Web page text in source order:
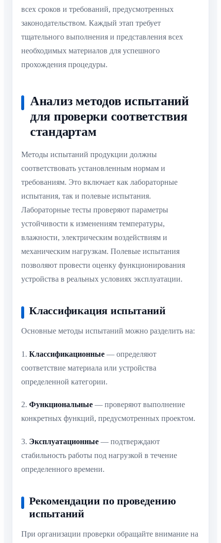
всех сроков и требований, предусмотренных
законодательством. Каждый этап требует
тщательного выполнения и представления всех
необходимых материалов для успешного
прохождения процедуры.
Анализ методов испытаний
для проверки соответствия
стандартам
Методы испытаний продукции должны
соответствовать установленным нормам и
требованиям. Это включает как лабораторные
испытания, так и полевые испытания.
Лабораторные тесты проверяют параметры
устойчивости к изменениям температуры,
влажности, электрическим воздействиям и
механическим нагрузкам. Полевые испытания
позволяют провести оценку функционирования
устройства в реальных условиях эксплуатации.
Классификация испытаний
Основные методы испытаний можно разделить на:
1. Классификационные — определяют
соответствие материала или устройства
определенной категории.
2. Функциональные — проверяют выполнение
конкретных функций, предусмотренных проектом.
3. Эксплуатационные — подтверждают
стабильность работы под нагрузкой в течение
определенного времени.
Рекомендации по проведению
испытаний
При организации проверки обращайте внимание на